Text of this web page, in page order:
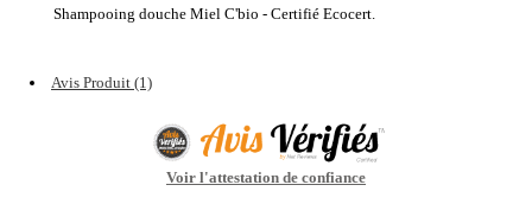
Shampooing douche Miel C'bio - Certifié Ecocert.
Avis Produit (1)
Voir l'attestation de confiance